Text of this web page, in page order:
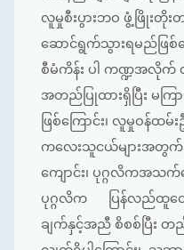
လူမှုစီးပွားဘဝ ဖွံ့ဖြိုး
ဆောင်ရွက်သွားရမည်ဖြစ်က
စီမံကိန်း ပါ ကဏ္ဍအလိုက် လု
အတည်ပြုထားရှိပြီး မက
ဖြစ်ကြောင်း၊ လူမှုဝန်ထမ်
ကလေးသူငယ်များအတွ
ကျောင်း၊ ပုဂ္ဂလိကအသက်
ပုဂ္ဂလိက ပြန်လည်ထူထေ
ချက်နှင့်အညီ စိစစ်ပြီး တ